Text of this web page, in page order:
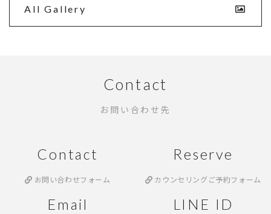
All Gallery
Contact
お問い合わせ先
Contact
お問い合わせフォーム
Reserve
カウンセリングご予約フォーム
Email LINE ID